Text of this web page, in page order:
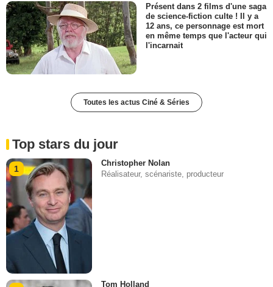
Présent dans 2 films d'une saga
de science-fiction culte ! Il y a
12 ans, ce personnage est mort
en même temps que l'acteur qui
l'incarnait
Toutes les actus Ciné & Séries
Top stars du jour
1
Christopher Nolan
Réalisateur, scénariste, producteur
Tom Holland